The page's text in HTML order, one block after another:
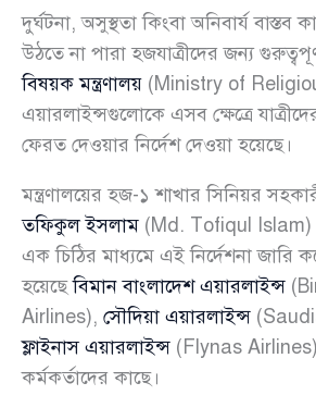
দুর্ঘটনা, অসুস্থতা কিংবা অনিবার্য বাস্তব
উঠতে না পারা হজযাত্রীদের জন্য গুরুত্বপূর্ণ
বিষয়ক মন্ত্রণালয় (Ministry of
এয়ারলাইন্সগুলোকে এসব ক্ষেত্রে
ফেরত দেওয়ার নির্দেশ দেওয়া হয়েছে।
মন্ত্রণালয়ের হজ-১ শাখার সিনিয়র
তফিকুল ইসলাম (Md. Tofiqul Islam)
এক চিঠির মাধ্যমে এই নির্দেশনা জারি
হয়েছেবিমান বাংলাদেশ এয়ারলাইন্স
Airlines), সৌদিয়া এয়ারলাইন্স
ফ্লাইনাস এয়ারলাইন্স (Flynas
কর্মকর্তাদের কাছে।